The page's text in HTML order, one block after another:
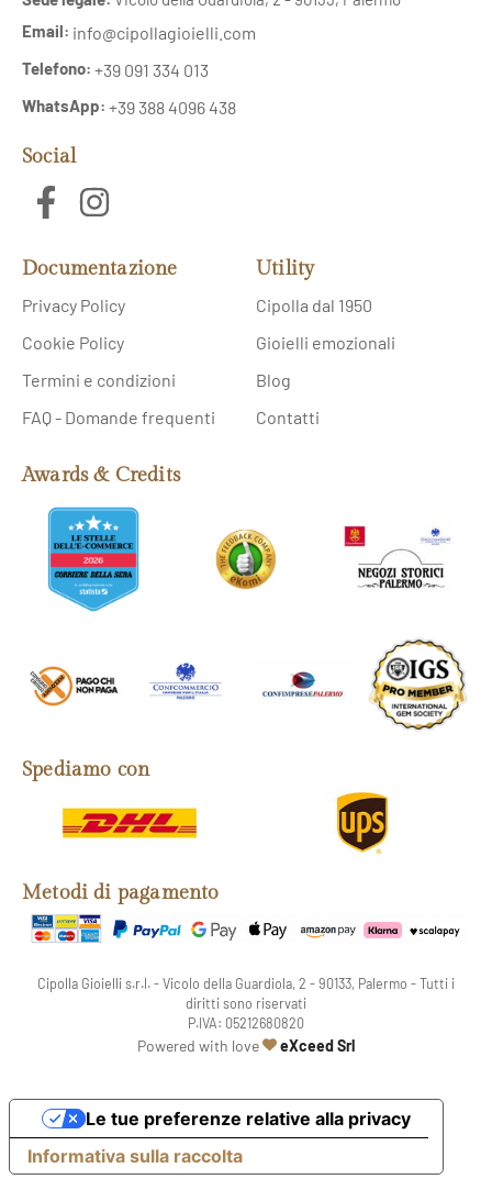
Email: info@cipollagioielli.com
Telefono: +39 091 334 013
WhatsApp: +39 388 4096 438
Social
Documentazione
Privacy Policy
Cookie Policy
Termini e condizioni
FAQ - Domande frequenti
Utility
Cipolla dal 1950
Gioielli emozionali
Blog
Contatti
Awards & Credits
Spediamo con
Metodi di pagamento
Cipolla Gioielli s.r.l. - Vicolo della Guardiola, 2 - 90133, Palermo - Tutti i
diritti sono riservati
P.IVA: 05212680820
Powered with love eXceed Srlweb agency
Informativa sulla raccolta
Le tue preferenze relative alla privacy